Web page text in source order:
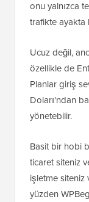
onu yalnızca
trafikte ayakta
Ucuz değil,
özellikle de
Planlar giriş
Doları'ndan
yönetebilir.
Basit bir hobi
ticaret siteniz
işletme siteniz
yüzden